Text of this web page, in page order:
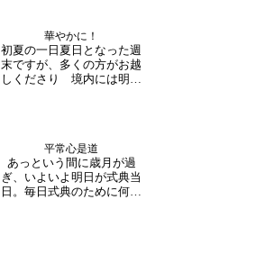
ますので、ご注意くださ
い。節分大祈祷：18：30～
鬼払いと福豆ま...
華やかに！
初夏の一日夏日となった週
末ですが、多くの方がお越
しくださり 境内には明る
でお越しくださいました。
お茶会に参加されたり、生
け花や涅槃図をじっくり
見...
平常心是道
あっという間に歳月が過
ぎ、いよいよ明日が式典当
日。毎日式典のために何か